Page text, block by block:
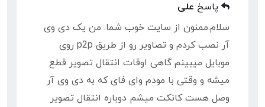
پاسخ علی
سلام.ممنون از سایت خوب شما. من یک دی وی
آر نصب کردم و تصاویر رو از طریق p2p روی
موبایل میبینم.گاهی اوقات انتقال تصویر قطع
میشه و وقتی با مودم وای فای که به دی وی آر
وصل هست کانکت میشم دوباره انتقال تصویر